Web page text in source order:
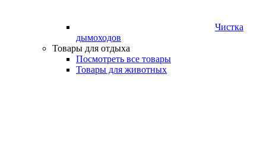
Чистка
дымоходов
Товары для отдыха
Посмотреть все товары
Товары для животных